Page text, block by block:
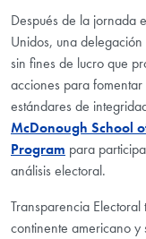
Después de la jornada
Unidos, una delegación
sin fines de lucro que
acciones para
estándares de
McDonough School
Program para
análisis electoral.
Transparencia
continente americano y